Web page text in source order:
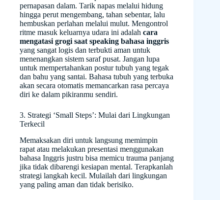
pernapasan dalam. Tarik napas melalui hidung
hingga perut mengembang, tahan sebentar, lalu
hembuskan perlahan melalui mulut. Mengontrol
ritme masuk keluarnya udara ini adalah cara
mengatasi grogi saat speaking bahasa inggris
yang sangat logis dan terbukti aman untuk
menenangkan sistem saraf pusat. Jangan lupa
untuk mempertahankan postur tubuh yang tegak
dan bahu yang santai. Bahasa tubuh yang terbuka
akan secara otomatis memancarkan rasa percaya
diri ke dalam pikiranmu sendiri.
3. Strategi ‘Small Steps’: Mulai dari Lingkungan
Terkecil
Memaksakan diri untuk langsung memimpin
rapat atau melakukan presentasi menggunakan
bahasa Inggris justru bisa memicu trauma panjang
jika tidak dibarengi kesiapan mental. Terapkanlah
strategi langkah kecil. Mulailah dari lingkungan
yang paling aman dan tidak berisiko.